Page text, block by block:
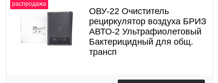
распродажа
ОВУ-22 Очиститель
рециркулятор воздуха БРИЗ
АВТО-2 Ультрафиолетовый
Бактерицидный для общ.
трансп